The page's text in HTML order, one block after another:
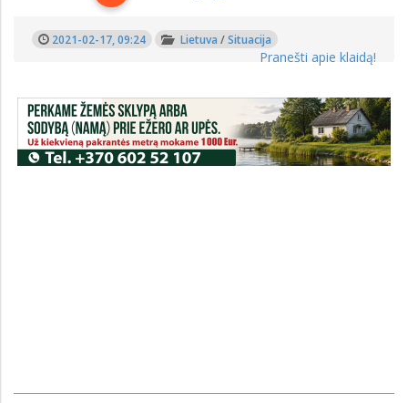
2021-02-17, 09:24 Lietuva /Situacija
Pranešti apie klaidą!